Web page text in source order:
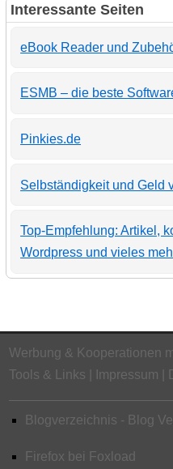
Interessante Seiten
eBook Reader und
ESMB – die beste
Pinkies.de
Selbständigkeit und Geld
Top-Empfehlung: Artikel,
Wordpress und vieles
Werbung & Kooperationen
Tools & Links
Impressum
Blogverzeichnis - Blog
Firefox bei Foxload